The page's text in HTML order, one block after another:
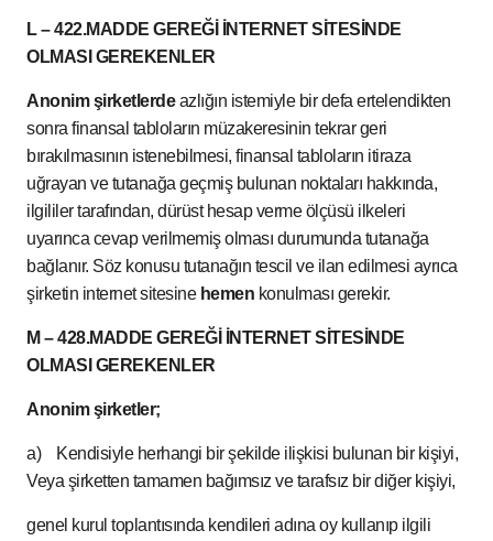
L – 422.MADDE GEREĞİ İNTERNET SİTESİNDE
OLMASI GEREKENLER
Anonim şirketlerdeazlığın istemiyle bir defa ertelendikten
sonra finansal tabloların müzakeresinin tekrar geri
bırakılmasının istenebilmesi, finansal tabloların itiraza
uğrayan ve tutanağa geçmiş bulunan noktaları hakkında,
ilgililer tarafından, dürüst hesap verme ölçüsü ilkeleri
uyarınca cevap verilmemiş olması durumunda tutanağa
bağlanır. Söz konusu tutanağın tescil ve ilan edilmesi ayrıca
şirketin internet sitesine hemen konulması gerekir.
M – 428.MADDE GEREĞİ İNTERNET SİTESİNDE
OLMASI GEREKENLER
Anonim şirketler;
a) Kendisiyle herhangi bir şekilde ilişkisi bulunan bir kişiyi,
Veya şirketten tamamen bağımsız ve tarafsız bir diğer kişiyi,
genel kurul toplantısında kendileri adına oy kullanıp ilgili